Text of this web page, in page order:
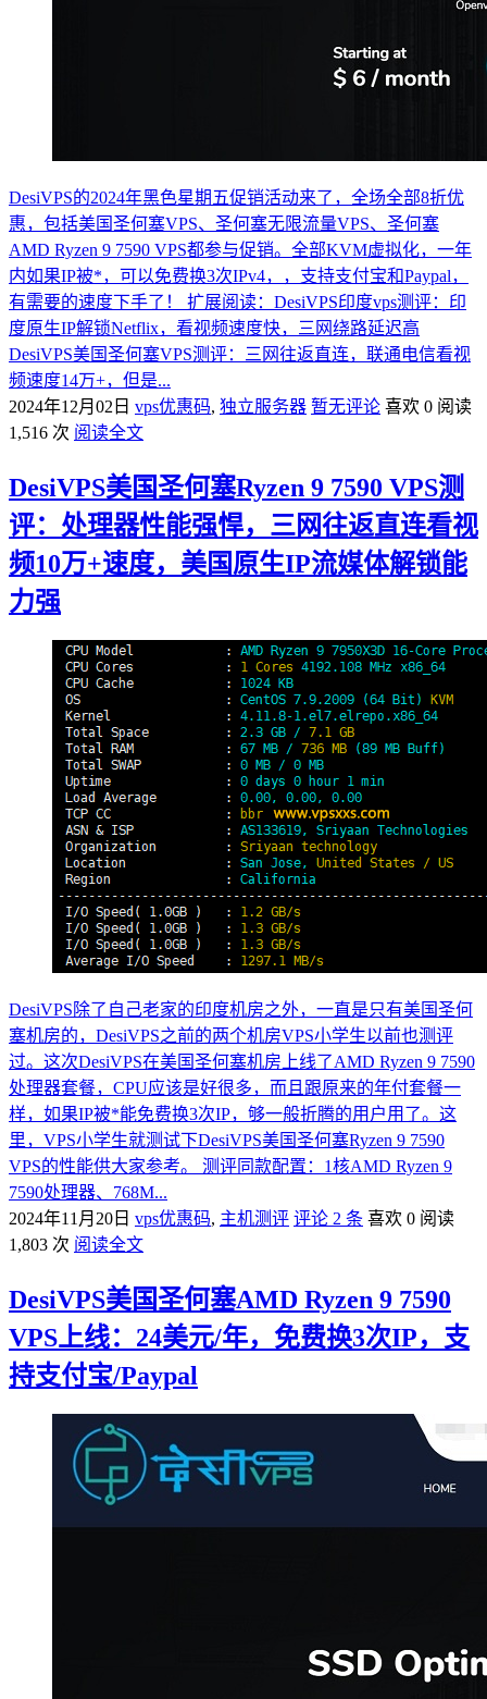
DesiVPS的2024年黑色星期五促销活动来了，全场全部8折优
惠，包括美国圣何塞VPS、圣何塞无限流量VPS、圣何塞
AMD Ryzen 9 7590 VPS都参与促销。全部KVM虚拟化，一年
内如果IP被*，可以免费换3次IPv4，，支持支付宝和Paypal，
有需要的速度下手了！ 扩展阅读：DesiVPS印度vps测评：印
度原生IP解锁Netflix，看视频速度快，三网绕路延迟高
DesiVPS美国圣何塞VPS测评：三网往返直连，联通电信看视
频速度14万+，但是...
2024年12月02日 vps优惠码, 独立服务器 暂无评论 喜欢 0 阅读
1,516 次 阅读全文
DesiVPS美国圣何塞Ryzen 9 7590 VPS测
评：处理器性能强悍，三网往返直连看视
频10万+速度，美国原生IP流媒体解锁能
力强
DesiVPS除了自己老家的印度机房之外，一直是只有美国圣何
塞机房的，DesiVPS之前的两个机房VPS小学生以前也测评
过。这次DesiVPS在美国圣何塞机房上线了AMD Ryzen 9 7590
处理器套餐，CPU应该是好很多，而且跟原来的年付套餐一
样，如果IP被*能免费换3次IP，够一般折腾的用户用了。这
里，VPS小学生就测试下DesiVPS美国圣何塞Ryzen 9 7590
VPS的性能供大家参考。 测评同款配置：1核AMD Ryzen 9
7590处理器、768M...
2024年11月20日 vps优惠码, 主机测评 评论 2 条 喜欢 0 阅读
1,803 次 阅读全文
DesiVPS美国圣何塞AMD Ryzen 9 7590
VPS上线：24美元/年，免费换3次IP，支
持支付宝/Paypal